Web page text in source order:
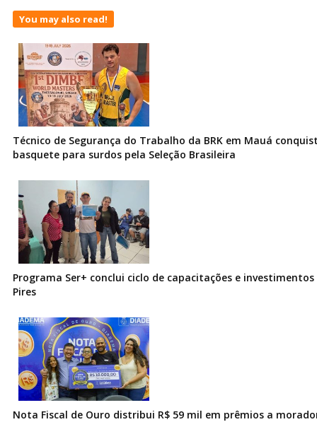
You may also read!
Técnico de Segurança do Trabalho da BRK em Mauá
basquete para surdos pela Seleção Brasileira
Programa Ser+ conclui ciclo de capacitações e
Pires
Nota Fiscal de Ouro distribui R$ 59 mil em prêmios a